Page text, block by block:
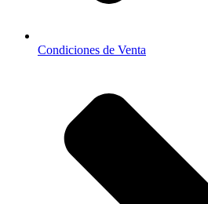
Condiciones de Venta